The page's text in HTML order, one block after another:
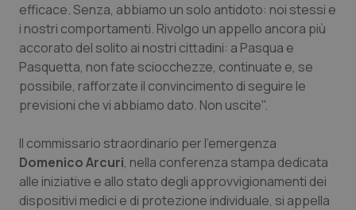
Lombardia
Marche
Molise
Piemonte
Provincia Autonoma di Bolzano
Dolore
Donna & Salute
Epatiti
HIV
Infezioni & Febbre
efficace. Senza, abbiamo un solo antidoto: noi stessi e
i nostri comportamenti. Rivolgo un appello ancora più
accorato del solito ai nostri cittadini: a Pasqua e
Pasquetta, non fate sciocchezze, continuate e, se
possibile, rafforzate il convincimento di seguire le
previsioni che vi abbiamo dato. Non uscite".
Il commissario straordinario per l'emergenza
Domenico Arcuri, nella conferenza stampa dedicata
alle iniziative e allo stato degli approvvigionamenti dei
dispositivi medici e di protezione individuale, si appella